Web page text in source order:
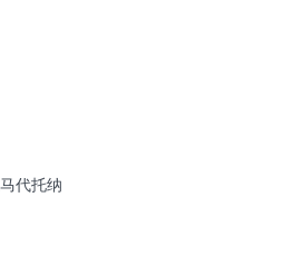
代托纳